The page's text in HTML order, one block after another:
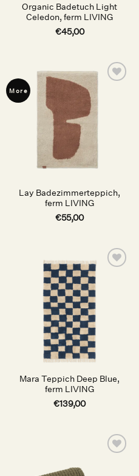
Organic Badetuch Light
Celedon, ferm LIVING
€45,00
More
Wunschliste
Lay Badezimmerteppich,
ferm LIVING
€55,00
Auf die
Wunschliste
Mara Teppich Deep Blue,
ferm LIVING
€139,00
Wunschliste